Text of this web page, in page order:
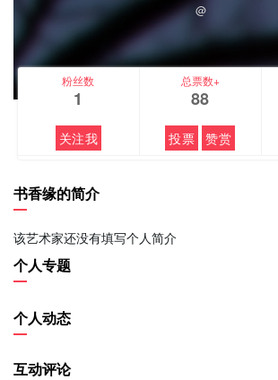
@
粉丝数
1
关注我
总票数+
88
投票 赞赏
书香缘的简介
该艺术家还没有填写个人简介
个人专题
个人动态
互动评论